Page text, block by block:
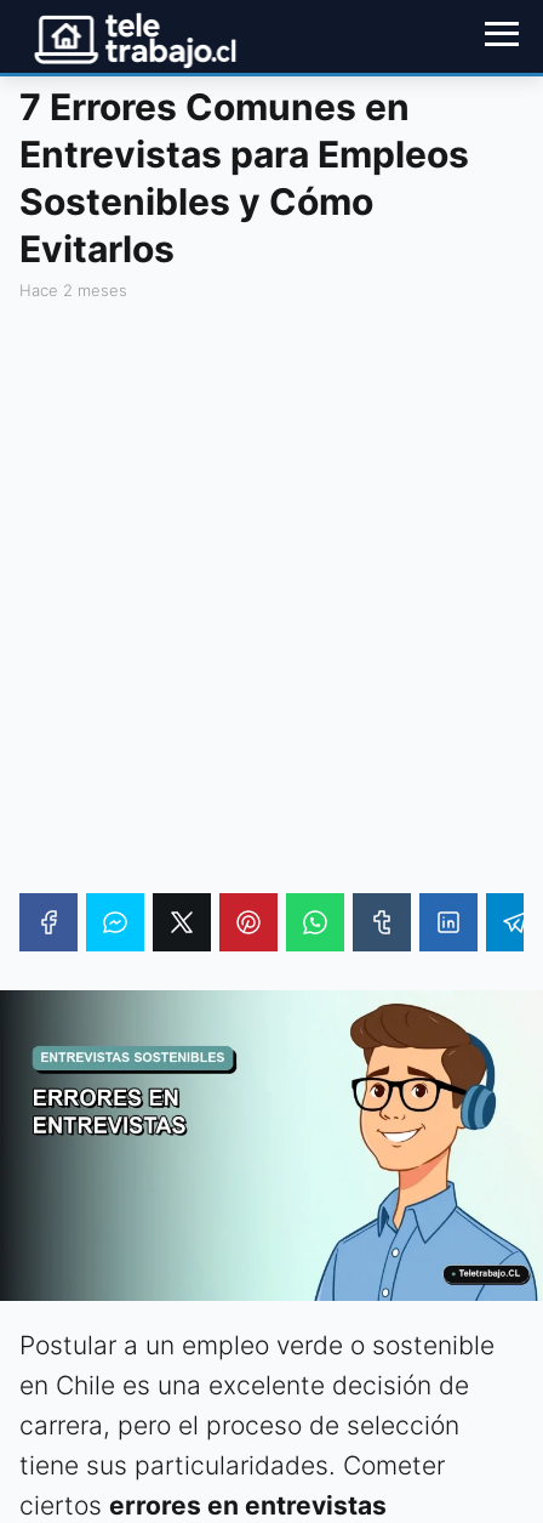
7 Errores Comunes en
Entrevistas para Empleos
Sostenibles y Cómo
Evitarlos
hace 2 meses
Postular a un empleo verde o sostenible
en Chile es una excelente decisión de
carrera, pero el proceso de selección
tiene sus particularidades. Cometer
ciertos errores en entrevistas